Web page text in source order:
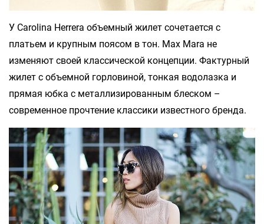
У Carolina Herrera объемный жилет сочетается с
платьем и крупным поясом в тон. Max Mara не
изменяют своей классической концепции. Фактурный
жилет с объемной горловиной, тонкая водолазка и
прямая юбка с металлизированным блеском –
современное прочтение классики известного бренда.